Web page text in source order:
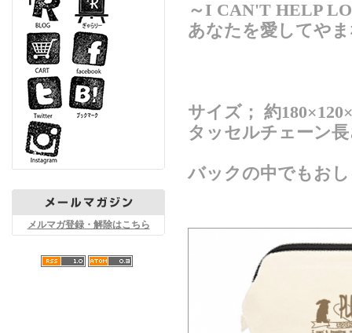
メルマガ登録・解除はこちら
～I CAN'T HELP
あなたを愛してや
サイズ； 約
タッセルチェーン長
バックの中でもお